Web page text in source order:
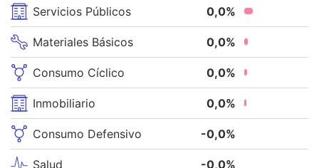
Servicios Públicos 0,0%
Materiales Básicos 0,0%
Consumo Cíclico 0,0%
Inmobiliario 0,0%
Consumo Defensivo -0,0%
Salud -0,0%